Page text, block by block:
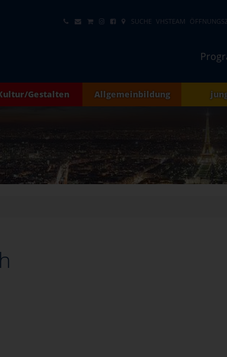
SUCHE VHSTEAM
Gestalten Allgemeinbildung